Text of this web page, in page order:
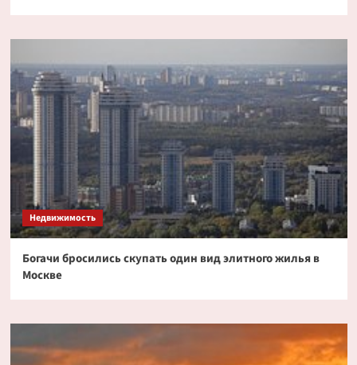
Недвижимость
Богачи бросились скупать один вид элитного жилья в
Москве